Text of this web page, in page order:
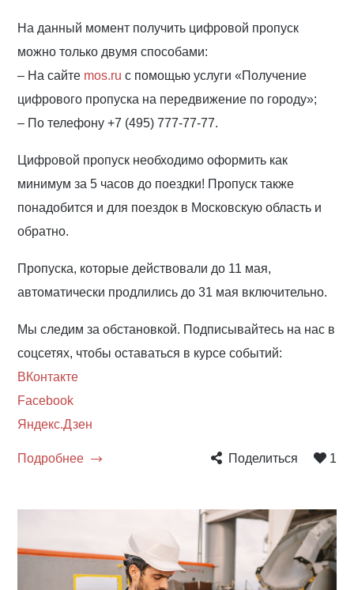
На данный момент получить цифровой пропуск
можно только двумя способами:
– На сайте mos.ru с помощью услуги «Получение
цифрового пропуска на передвижение по городу»;
– По телефону +7 (495) 777-77-77.
Цифровой пропуск необходимо оформить как
минимум за 5 часов до поездки! Пропуск также
понадобится и для поездок в Московскую область и
обратно.
Пропуска, которые действовали до 11 мая,
автоматически продлились до 31 мая включительно.
Мы следим за обстановкой. Подписывайтесь на нас в
соцсетях, чтобы оставаться в курсе событий:
ВКонтакте
Facebook
Яндекс.Дзен
Подробнее Поделиться 1